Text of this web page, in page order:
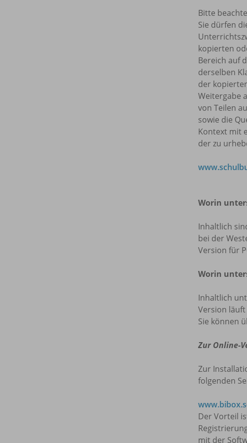
Bitte
Sie dürfen
kopierten
Bereich auf
derselben
der
Weitergabe
von Teilen
sowie die
Kontext mit
der zu
Worin
Inhaltlich
bei der
Version für
Worin
Inhaltlich
Version
Sie können
Zur Online-
Zur
folgenden
Der Vorteil
mit der